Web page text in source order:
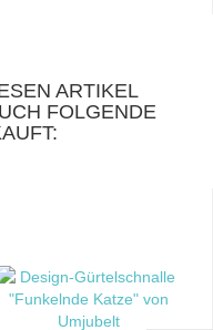
ARTIKEL
FOLGENDE